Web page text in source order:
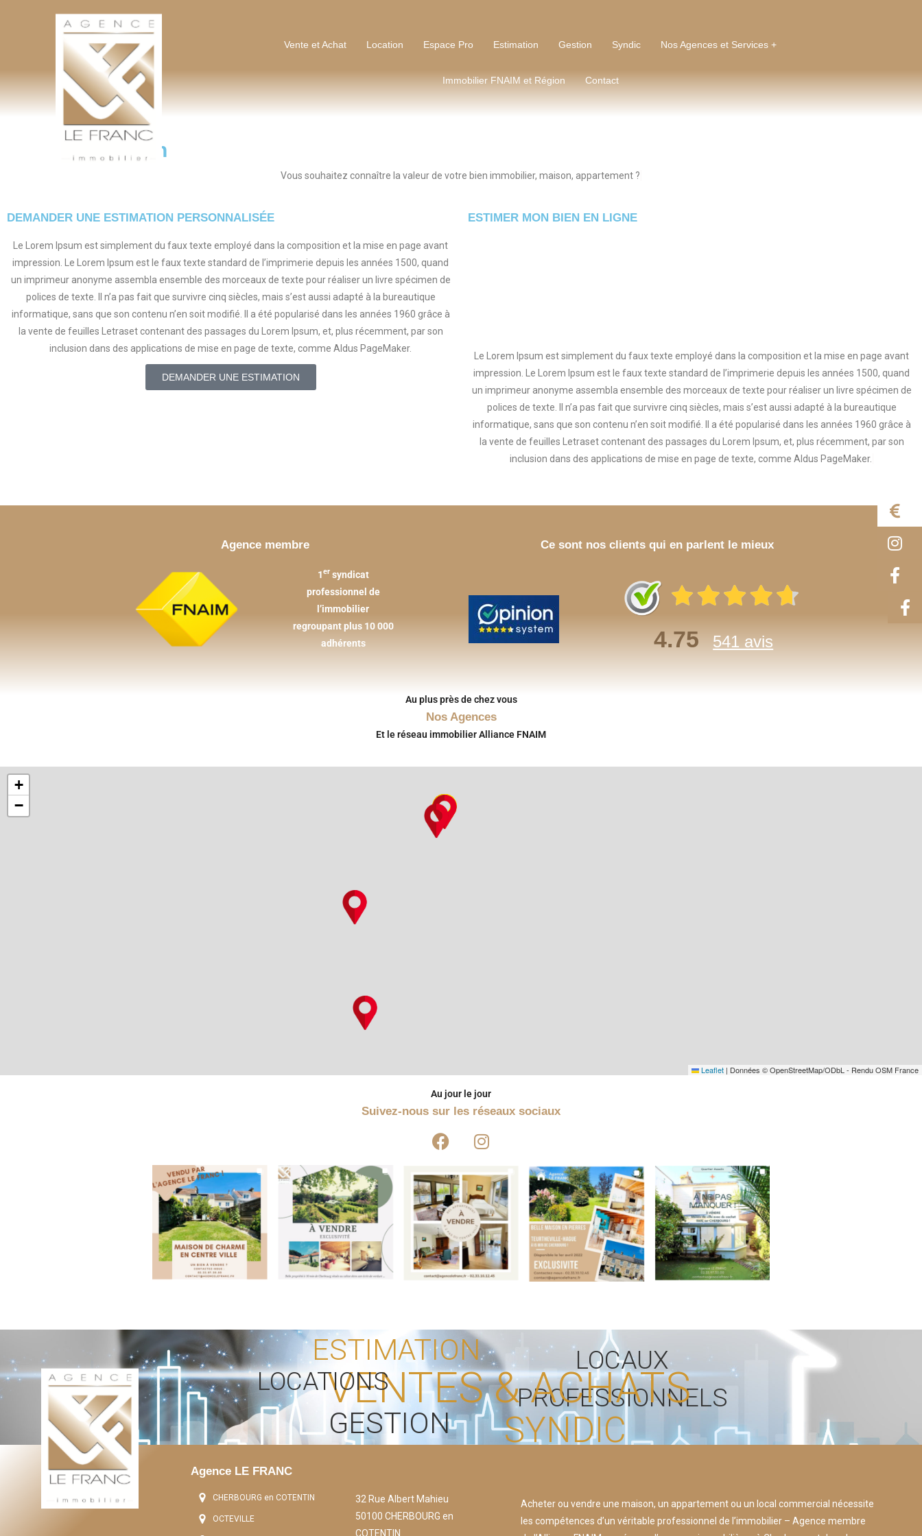
Vente et Achat Location Espace Pro Estimation Gestion Syndic Nos Agences et Services +
Immobilier FNAIM et Région Contact
Nos Services
Estimation
Vous souhaitez connaître la valeur de votre bien immobilier, maison, appartement ?
DEMANDER UNE ESTIMATION PERSONNALISÉE
Le Lorem Ipsum est simplement du faux texte employé dans la composition et la mise en page avant
impression. Le Lorem Ipsum est le faux texte standard de l’imprimerie depuis les années 1500, quand
un imprimeur anonyme assembla ensemble des morceaux de texte pour réaliser un livre spécimen de
polices de texte. Il n’a pas fait que survivre cinq siècles, mais s’est aussi adapté à la bureautique
informatique, sans que son contenu n’en soit modifié. Il a été popularisé dans les années 1960 grâce à
la vente de feuilles Letraset contenant des passages du Lorem Ipsum, et, plus récemment, par son
inclusion dans des applications de mise en page de texte, comme Aldus PageMaker.
DEMANDER UNE ESTIMATION
ESTIMER MON BIEN EN LIGNE
Le Lorem Ipsum est simplement du faux texte employé dans la composition et la mise en page avant
impression. Le Lorem Ipsum est le faux texte standard de l’imprimerie depuis les années 1500, quand
un imprimeur anonyme assembla ensemble des morceaux de texte pour réaliser un livre spécimen de
polices de texte. Il n’a pas fait que survivre cinq siècles, mais s’est aussi adapté à la bureautique
informatique, sans que son contenu n’en soit modifié. Il a été popularisé dans les années 1960 grâce à
la vente de feuilles Letraset contenant des passages du Lorem Ipsum, et, plus récemment, par son
inclusion dans des applications de mise en page de texte, comme Aldus PageMaker.
Agence membre
1ersyndicat
professionnel de
l’immobilier
regroupant plus 10 000
adhérents
Ce sont nos clients qui en parlent le mieux
4.75 541 avis
Au plus près de chez vous
Nos Agences
Et le réseau immobilier Alliance FNAIM
+
−
Leaflet | Données © OpenStreetMap/ODbL - Rendu OSM France
Au jour le jour
Suivez-nous sur les réseaux sociaux
SYNDIC
GESTION
LOCAUX
PROFESSIONNELS
VENTES & ACHATS
LOCATIONS
ESTIMATION
Agence LE FRANC
CHERBOURG en COTENTIN
OCTEVILLE
32 Rue Albert Mahieu
50100 CHERBOURG en
COTENTIN
Acheter ou vendre une maison, un appartement ou un local commercial nécessite
les compétences d’un véritable professionnel de l’immobilier – Agence membre